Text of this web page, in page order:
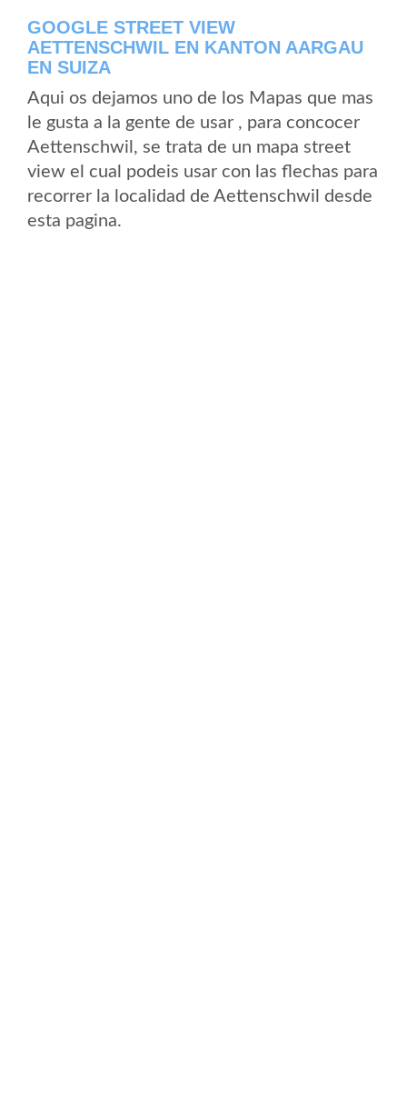
GOOGLE STREET VIEW
AETTENSCHWIL EN KANTON AARGAU
EN SUIZA
Aqui os dejamos uno de los Mapas que mas
le gusta a la gente de usar , para concocer
Aettenschwil, se trata de un mapa street
view el cual podeis usar con las flechas para
recorrer la localidad de Aettenschwil desde
esta pagina.